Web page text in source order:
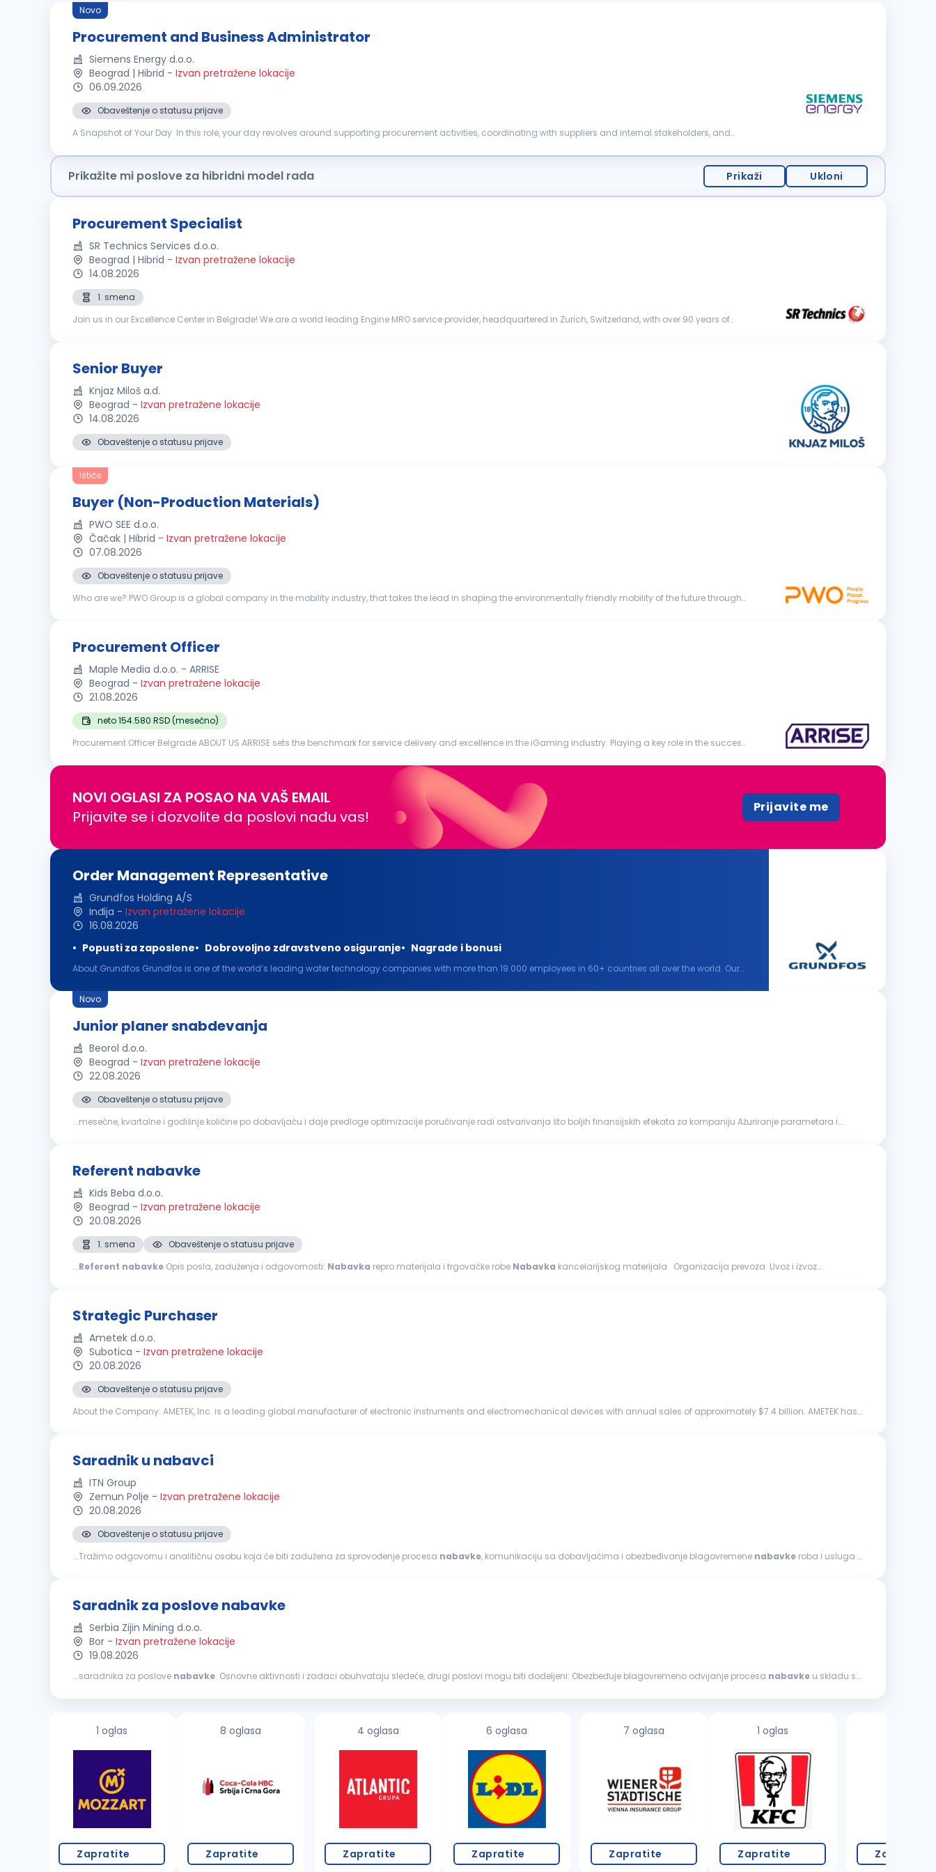
Novo
Procurement and Business Administrator
Siemens Energy d.o.o.
Beograd | Hibrid - Izvan pretražene lokacije
06.09.2026
Obaveštenje o statusu prijave
A Snapshot of Your Day In this role, your day revolves around supporting procurement activities, coordinating with suppliers and internal stakeholders, and
Prikažite mi poslove za hibridni model rada Prikaži Ukloni
Procurement Specialist
SR Technics Services d.o.o.
Beograd | Hibrid - Izvan pretražene lokacije
14.08.2026
1. smena
Join us in our Excellence Center in Belgrade! We are a world leading Engine MRO service provider, headquartered in Zurich, Switzerland, with over 90 years of
Senior Buyer
Knjaz Miloš a.d.
Beograd - Izvan pretražene lokacije
14.08.2026
Obaveštenje o statusu prijave
Ističe
Buyer (Non-Production Materials)
PWO SEE d.o.o.
Čačak | Hibrid - Izvan pretražene lokacije
07.08.2026
Obaveštenje o statusu prijave
Who are we? PWO Group is a global company in the mobility industry, that takes the lead in shaping the environmentally friendly mobility of the future through
Procurement Officer
Maple Media d.o.o. - ARRISE
Beograd - Izvan pretražene lokacije
21.08.2026
neto 154.580 RSD (mesečno)
Procurement Officer Belgrade ABOUT US ARRISE sets the benchmark for service delivery and excellence in the iGaming industry. Playing a key role in the success
NOVI OGLASI ZA POSAO NA VAŠ EMAIL
Prijavite se i dozvolite da poslovi nađu vas!
Prijavite me
Order Management Representative
Grundfos Holding A/S
Inđija - Izvan pretražene lokacije
16.08.2026
Popusti za zaposlene
Dobrovoljno zdravstveno osiguranje Nagrade i bonusi
About Grundfos Grundfos is one of the world’s leading water technology companies with more than 19.000 employees in 60+ countries all over the world. Our
Novo
Junior planer snabdevanja
Beorol d.o.o.
Beograd - Izvan pretražene lokacije
22.08.2026
Obaveštenje o statusu prijave
...mesečne, kvartalne i godišnje količine po dobavljaču i daje predloge optimizacije poručivanje radi ostvarivanja što boljih finansijskih efekata za kompaniju Ažuriranje parametara i
Referent nabavke
Kids Beba d.o.o.
Beograd - Izvan pretražene lokacije
20.08.2026
1. smena
Obaveštenje o statusu prijave
...Referent nabavke Opis posla, zaduženja i odgovornosti: Nabavka repro materijala i trgovačke robe Nabavka kancelarijskog materijala Organizacija prevoza Uvoz i izvoz
Strategic Purchaser
Ametek d.o.o.
Subotica - Izvan pretražene lokacije
20.08.2026
Obaveštenje o statusu prijave
About the Company: AMETEK, Inc. is a leading global manufacturer of electronic instruments and electromechanical devices with annual sales of approximately $7.4 billion. AMETEK has
Saradnik u nabavci
ITN Group
Zemun Polje - Izvan pretražene lokacije
20.08.2026
Obaveštenje o statusu prijave
...Tražimo odgovornu i analitičnu osobu koja će biti zadužena za sprovođenje procesa nabavke, komunikaciju sa dobavljačima i obezbeđivanje blagovremene nabavke roba i usluga u
Saradnik za poslove nabavke
Serbia Zijin Mining d.o.o.
Bor - Izvan pretražene lokacije
19.08.2026
...saradnika za poslove nabavke . Osnovne aktivnosti i zadaci obuhvataju sledeće, drugi poslovi mogu biti dodeljeni: Obezbeđuje blagovremeno odvijanje procesa nabavke u skladu sa
1 oglas
Zapratite
8 oglasa
Zapratite
4 oglasa
Zapratite
6 oglasa
Zapratite
7 oglasa
Zapratite
1 oglas
Zapratite Zapratite